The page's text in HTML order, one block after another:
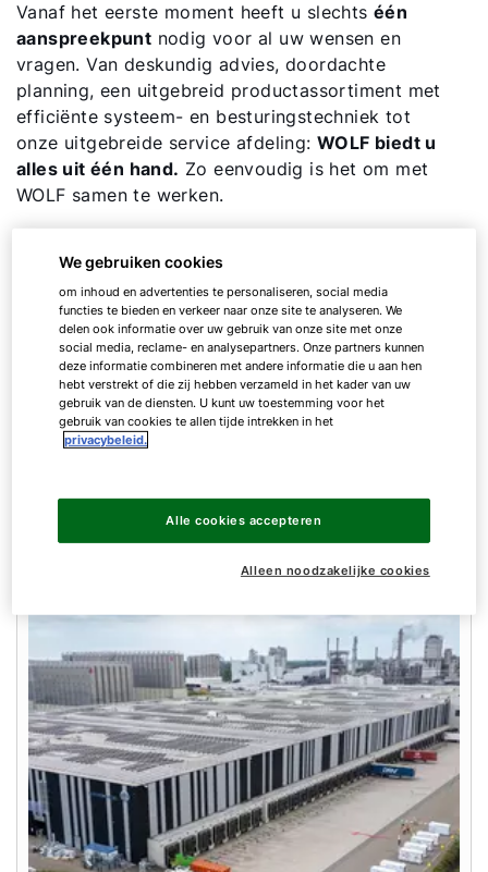
Vanaf het eerste moment heeft u slechts één
aanspreekpunt nodig voor al uw wensen en
vragen. Van deskundig advies, doordachte
planning, een uitgebreid productassortiment met
efficiënte systeem- en besturingstechniek tot
onze uitgebreide service afdeling: WOLF biedt u
alles uit één hand. Zo eenvoudig is het om met
WOLF samen te werken.
De gebieden binnen Logistiek en
Opslag
The requirements for logistics and warehouses are
diverse - which is why four sub-segments find their
place in our WOLF Ecosystem. Discover solutions
We gebruiken cookies
om inhoud en advertenties te personaliseren, social media
functies te bieden en verkeer naar onze site te analyseren. We
delen ook informatie over uw gebruik van onze site met onze
social media, reclame- en analysepartners. Onze partners kunnen
deze informatie combineren met andere informatie die u aan hen
hebt verstrekt of die zij hebben verzameld in het kader van uw
gebruik van de diensten. U kunt uw toestemming voor het
gebruik van cookies te allen tijde intrekken in het
privacybeleid.
Alleen noodzakelijke cookies
Alle cookies accepteren